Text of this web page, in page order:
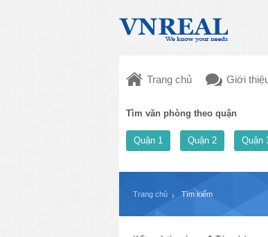
Trang chủ Giới
Tìm văn phòng theo quận
Quận 1 Quận 2 Quận
Trang chủ Tìm kiếm